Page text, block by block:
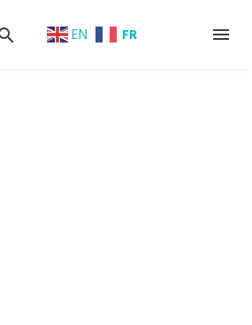
EN FR